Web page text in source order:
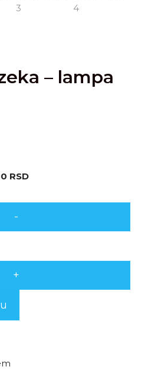
– lampa
RSD
-
+